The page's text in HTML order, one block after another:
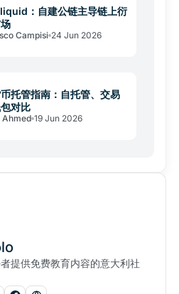
：自建公链主导链上衍
Campisi 24 Jun 2026
托管指南：自托管、交易
对比
Ahmed 19 Jun 2026
提供免费教育内容的意大利社